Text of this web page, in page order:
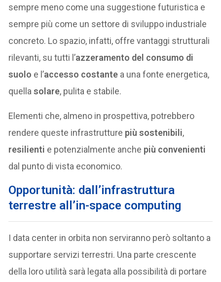
sempre meno come una suggestione futuristica e
sempre più come un settore di sviluppo industriale
concreto. Lo spazio, infatti, offre vantaggi strutturali
rilevanti, su tutti l’azzeramento del consumo di
suolo e l’accesso costante a una fonte energetica,
quellasolare, pulita e stabile.
Elementi che, almeno in prospettiva, potrebbero
rendere queste infrastrutture più sostenibili,
resilienti e potenzialmente anche più convenienti
dal punto di vista economico.
Opportunità: dall’infrastruttura
terrestre all’in-space computing
I data center in orbita non serviranno però soltanto a
supportare servizi terrestri. Una parte crescente
della loro utilità sarà legata alla possibilità di portare